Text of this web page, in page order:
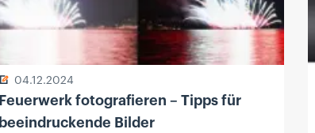
04.12.2024
Feuerwerk fotografieren – Tipps für
beeindruckende Bilder